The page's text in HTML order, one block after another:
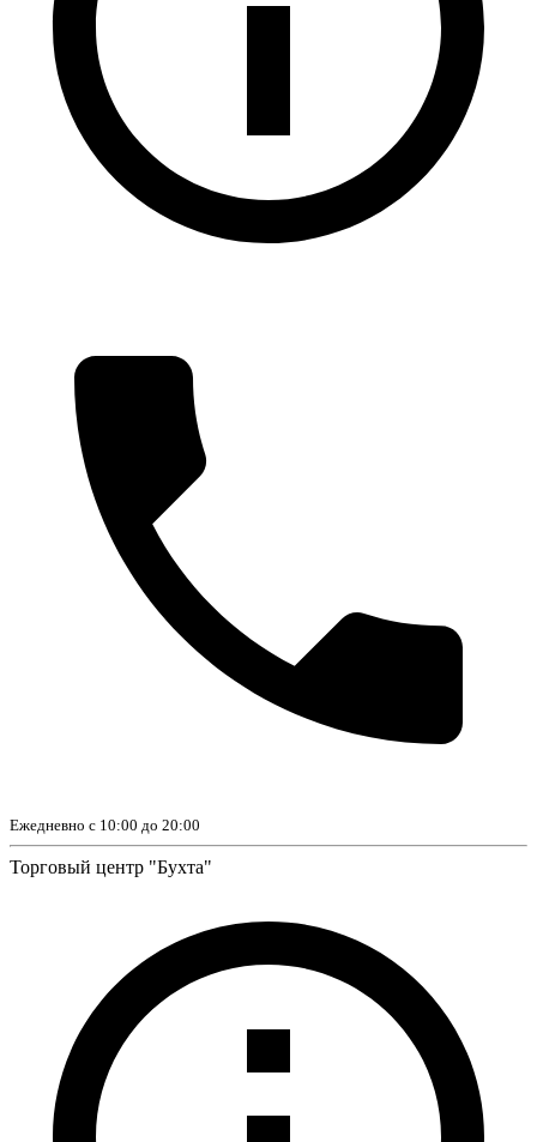
Ежедневно с 10:00 до 20:00
Торговый центр "Бухта"